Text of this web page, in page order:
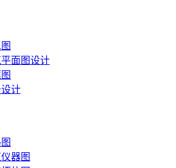
面图设计
计
器图